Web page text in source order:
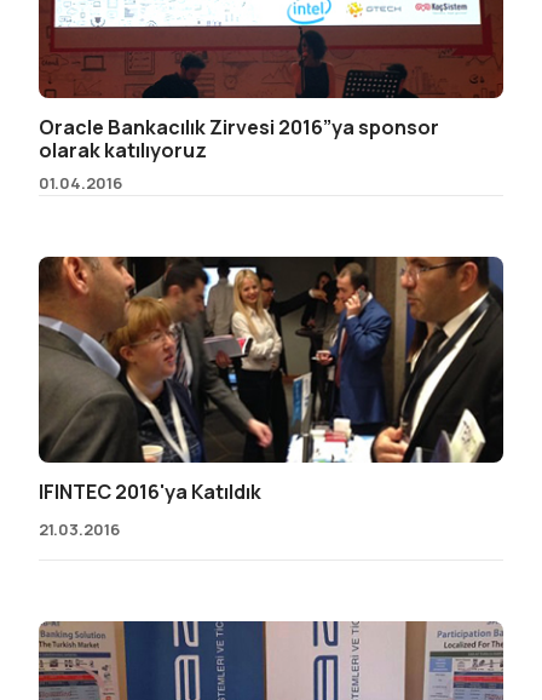
Oracle Bankacılık Zirvesi 2016”ya sponsor
olarak katılıyoruz
01.04.2016
IFINTEC 2016'ya Katıldık
21.03.2016